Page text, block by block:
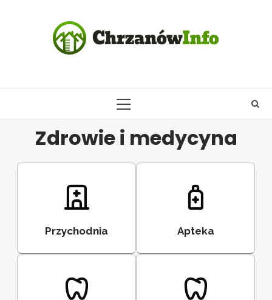
PRIMARY
Zdrowie i medycyna
Przychodnia Apteka